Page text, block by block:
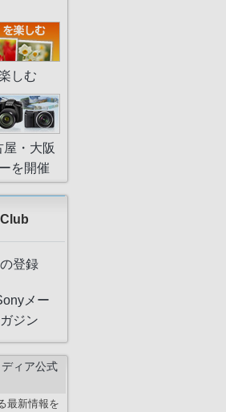
しむ
・大阪
を開催
登録
メー
ジン
ィア公式
最新情報を